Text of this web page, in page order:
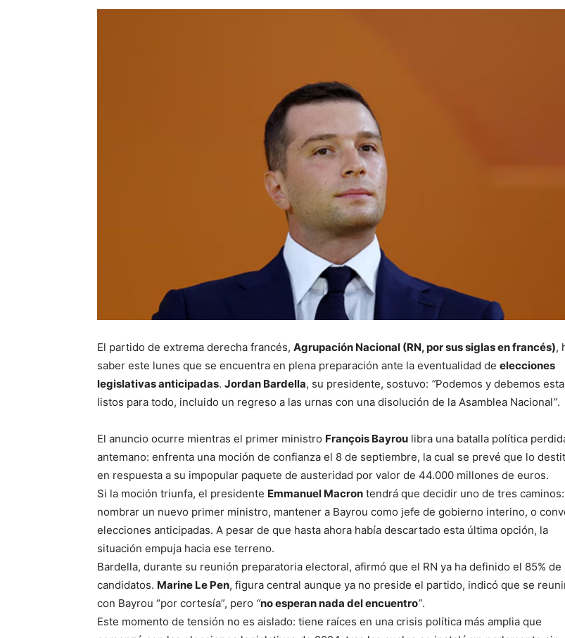
El partido de extrema derecha francés, Agrupación Nacional (RN, por sus siglas en francés),
saber este lunes que se encuentra en plena preparación ante la eventualidad de elecciones
legislativas anticipadas. Jordan Bardella, su presidente, sostuvo: “Podemos y debemos
listos para todo, incluido un regreso a las urnas con una disolución de la Asamblea Nacional”.
El anuncio ocurre mientras el primer ministro François Bayrou libra una batalla política
antemano: enfrenta una moción de confianza el 8 de septiembre, la cual se prevé que lo
en respuesta a su impopular paquete de austeridad por valor de 44.000 millones de euros.
Si la moción triunfa, el presidente Emmanuel Macron tendrá que decidir uno de tres caminos:
nombrar un nuevo primer ministro, mantener a Bayrou como jefe de gobierno interino, o
elecciones anticipadas. A pesar de que hasta ahora había descartado esta última opción, la
situación empuja hacia ese terreno.
Bardella, durante su reunión preparatoria electoral, afirmó que el RN ya ha definido el 85% de
candidatos. Marine Le Pen, figura central aunque ya no preside el partido, indicó que se
con Bayrou “por cortesía”, pero “no esperan nada del encuentro”.
Este momento de tensión no es aislado: tiene raíces en una crisis política más amplia que